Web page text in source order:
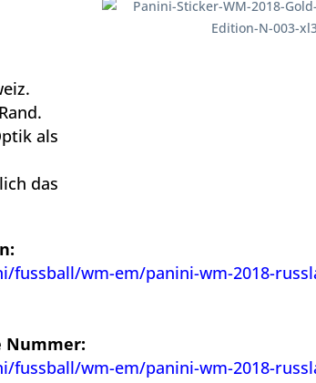
als
das
wm-em/panini-wm-2018-
Nummer:
wm-em/panini-wm-2018-